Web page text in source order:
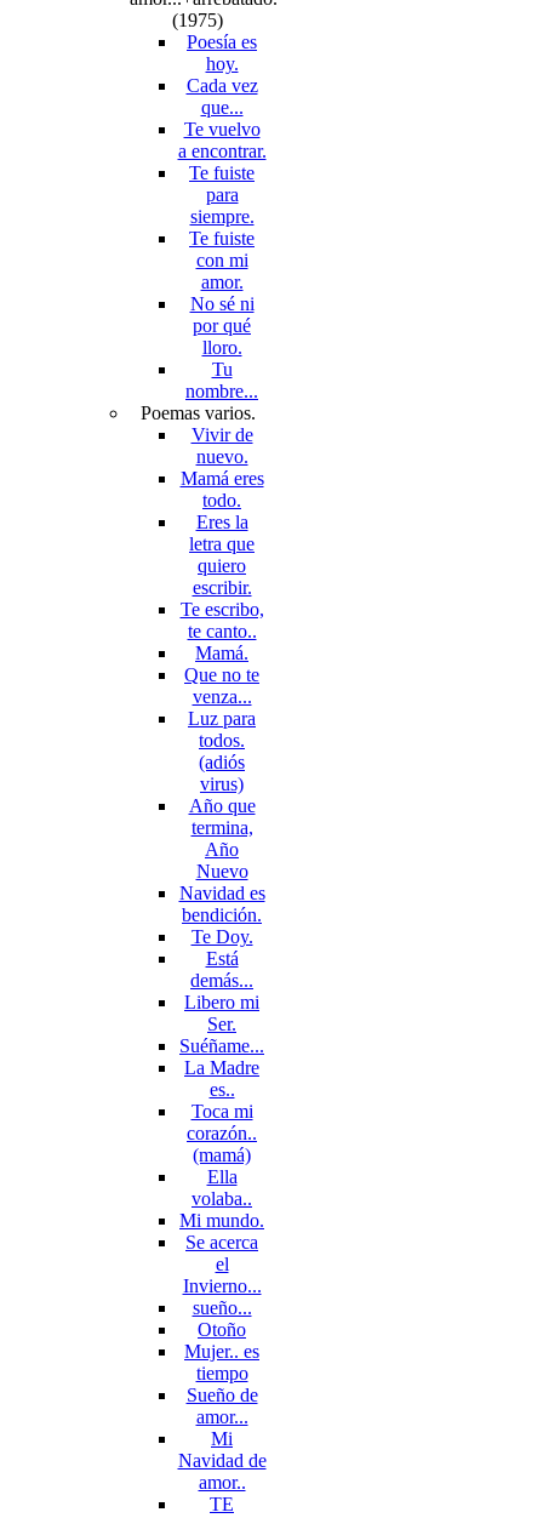
(1975)
Poesía es
hoy.
Cada vez
que...
Te vuelvo
a encontrar.
Te fuiste
para
siempre.
Te fuiste
con mi
amor.
No sé ni
por qué
lloro.
Tu
nombre...
Poemas varios.
Vivir de
nuevo.
Mamá eres
todo.
Eres la
letra que
quiero
escribir.
Te escribo,
te canto..
Mamá.
Que no te
venza...
Luz para
todos.
(adiós
virus)
Año que
termina,
Año
Nuevo
Navidad es
bendición.
Te Doy.
Está
demás...
Libero mi
Ser.
Suéñame...
La Madre
es..
Toca mi
corazón..
(mamá)
Ella
volaba..
Mi mundo.
Se acerca
el
Invierno...
sueño...
Otoño
Mujer.. es
tiempo
Sueño de
amor...
Mi
Navidad de
amor..
TE